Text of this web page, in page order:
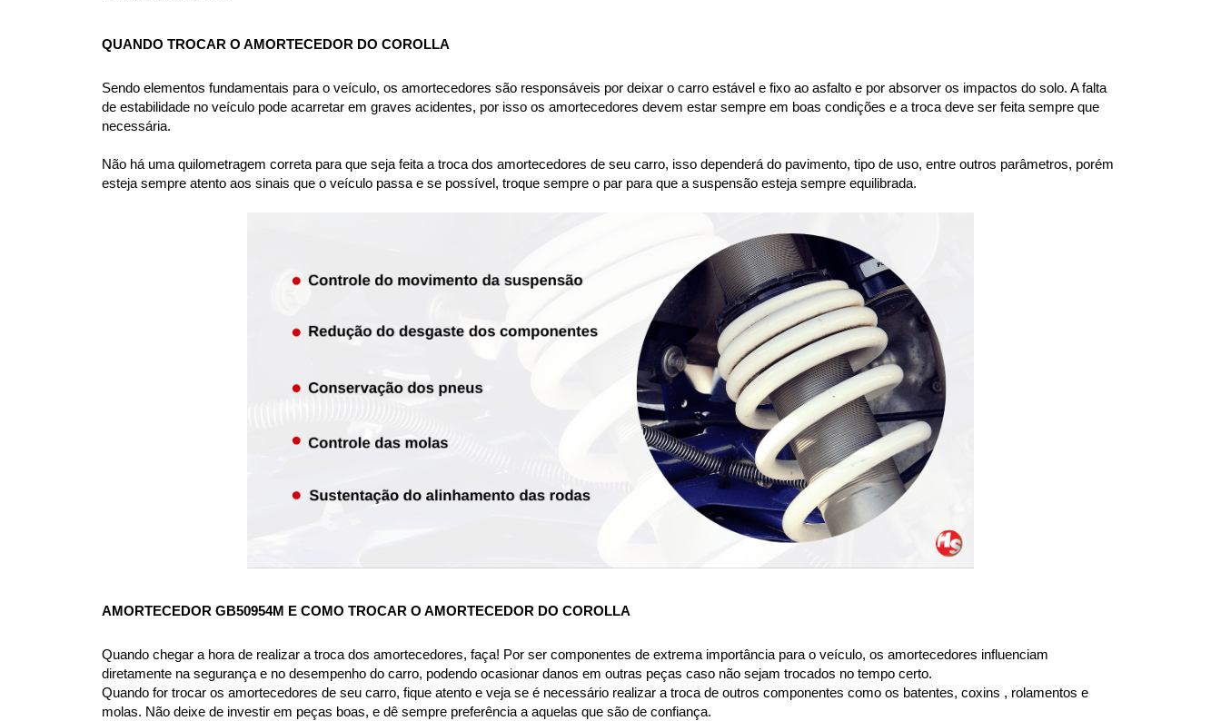
QUANDO TROCAR O AMORTECEDOR DO COROLLA
Sendo elementos fundamentais para o veículo, os amortecedores são responsáveis por deixar o carro estável e fixo ao asfalto e por absorver os impactos do solo. A falta
de estabilidade no veículo pode acarretar em graves acidentes, por isso os amortecedores devem estar sempre em boas condições e a troca deve ser feita sempre que
necessária.
Não há uma quilometragem correta para que seja feita a troca dos amortecedores de seu carro, isso dependerá do pavimento, tipo de uso, entre outros parâmetros, porém
esteja sempre atento aos sinais que o veículo passa e se possível, troque sempre o par para que a suspensão esteja sempre equilibrada.
AMORTECEDOR GB50954M E COMO TROCAR O AMORTECEDOR DO COROLLA
Quando chegar a hora de realizar a troca dos amortecedores, faça! Por ser componentes de extrema importância para o veículo, os amortecedores influenciam
diretamente na segurança e no desempenho do carro, podendo ocasionar danos em outras peças caso não sejam trocados no tempo certo.
Quando for trocar os amortecedores de seu carro, fique atento e veja se é necessário realizar a troca de outros componentes como os batentes, coxins , rolamentos e
molas. Não deixe de investir em peças boas, e dê sempre preferência a aquelas que são de confiança.